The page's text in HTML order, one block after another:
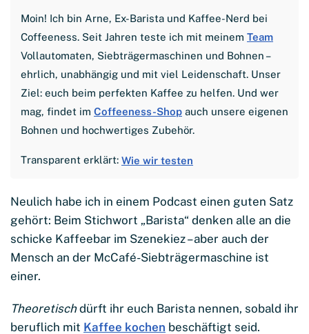
Moin! Ich bin Arne, Ex-Barista und Kaffee-Nerd bei
Coffeeness. Seit Jahren teste ich mit meinem Team
Vollautomaten, Siebträgermaschinen und Bohnen –
ehrlich, unabhängig und mit viel Leidenschaft. Unser
Ziel: euch beim perfekten Kaffee zu helfen. Und wer
mag, findet im Coffeeness-Shop auch unsere eigenen
Bohnen und hochwertiges Zubehör.
Transparent erklärt: Wie wir testen
Neulich habe ich in einem Podcast einen guten Satz
gehört: Beim Stichwort „Barista“ denken alle an die
schicke Kaffeebar im Szenekiez – aber auch der
Mensch an der McCafé-Siebträgermaschine ist
einer.
Theoretischdürft ihr euch Barista nennen, sobald ihr
beruflich mit Kaffee kochen beschäftigt seid.